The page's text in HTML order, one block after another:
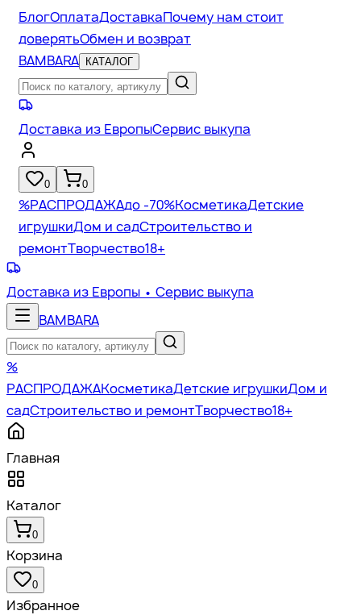
БлогОплатаДоставкаПочему нам стоит
доверятьОбмен и возврат
BAMBARA
КАТАЛОГ
Доставка из ЕвропыСервис выкупа
0 0
%РАСПРОДАЖАдо -70%КосметикаДетские
игрушкиДом и садСтроительство и
ремонтТворчество18+
Доставка из Европы • Сервис выкупа
BAMBARA
%
РАСПРОДАЖАКосметикаДетские игрушкиДом и
садСтроительство и ремонтТворчество18+
Главная
Каталог
0
Корзина
0
Избранное